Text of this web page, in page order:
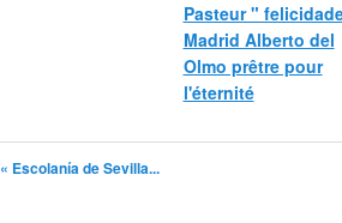
Pasteur "
Madrid Alberto del
Olmo prêtre pour
l'éternité
« Escolanía de Sevilla...